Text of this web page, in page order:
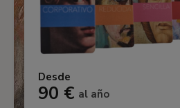
Desde
90 € al año